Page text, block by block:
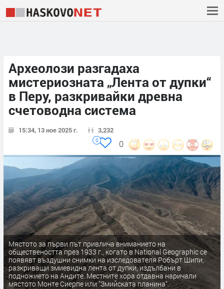
Археолози разгадаха
мистериозната „Лента от дупки“
в Перу, разкривайки древна
счетоводна система
15:34, 13 ное 2025 г. 3,232
0
0
Мястото за първи път привлича вниманието на
обществеността през 1933 г., когато в National Geographic се
появявт въздушни снимки на изследователя Робърт Шипи,
разкриващи змиевидна лента от дупки, издълбани в
подножието на Андите. Местните хора отдавна наричали
мястото Монте Сиерпе или "Змийската планина".